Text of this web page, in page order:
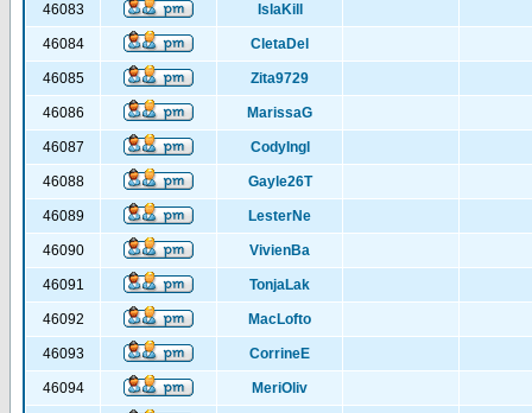
46083 IslaKill
46084 CletaDel
46085 Zita9729
46086 MarissaG
46087 CodyIngl
46088 Gayle26T
46089 LesterNe
46090 VivienBa
46091 TonjaLak
46092 MacLofto
46093 CorrineE
46094 MeriOliv